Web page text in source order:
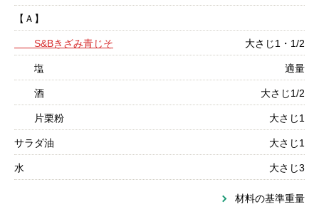
【Ａ】
S&Bきざみ青じそ 大さじ1・1/2
塩 適量
酒 大さじ1/2
片栗粉 大さじ1
サラダ油 大さじ1
水 大さじ3
材料の基準重量